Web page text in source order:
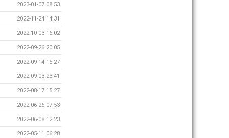
2023-01-07 08:53
2022-11-24 14:31
2022-10-03 16:02
2022-09-26 20:05
2022-09-14 15:27
2022-09-03 23:41
2022-08-17 15:27
2022-06-26 07:53
2022-06-08 12:23
2022-05-11 06:28